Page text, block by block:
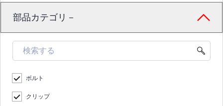
部品カテゴリ－
ボルト
クリップ